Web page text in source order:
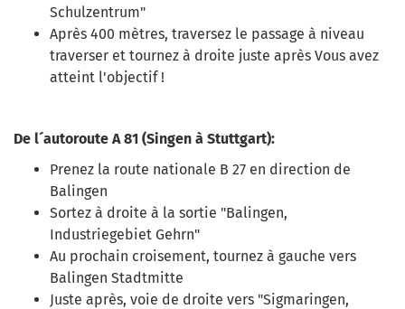
Schulzentrum"
Après 400 mètres, traversez le passage à niveau
traverser et tournez à droite juste après Vous avez
atteint l'objectif !
De l´autoroute A 81 (Singen à Stuttgart):
Prenez la route nationale B 27 en direction de
Balingen
Sortez à droite à la sortie "Balingen,
Industriegebiet Gehrn"
Au prochain croisement, tournez à gauche vers
Balingen Stadtmitte
Juste après, voie de droite vers "Sigmaringen,